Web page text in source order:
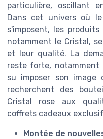
particulière, oscillant
Dans cet univers où
s'imposent, les produits
notamment le Cristal,
et leur qualité. La
reste forte, notamment
su imposer son image
recherchent des
Cristal rose aux
coffrets cadeaux
Montée de